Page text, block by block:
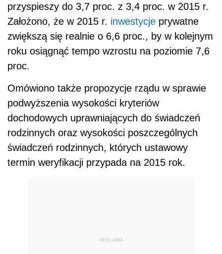
przyspieszy do 3,7 proc. z 3,4 proc. w 2015 r.
Założono, że w 2015 r. inwestycje prywatne
zwiększą się realnie o 6,6 proc., by w kolejnym
roku osiągnąć tempo wzrostu na poziomie 7,6
proc.
Omówiono także propozycje rządu w sprawie
podwyższenia wysokości kryteriów
dochodowych uprawniających do świadczeń
rodzinnych oraz wysokości poszczególnych
świadczeń rodzinnych, których ustawowy
termin weryfikacji przypada na 2015 rok.
REKLAMA